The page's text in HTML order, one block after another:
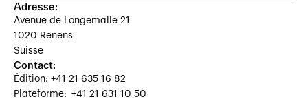
Adresse:
Avenue de Longemalle 21
1020 Renens
Suisse
Contact:
Édition: +41 21 635 16 82
Plateforme: +41 21 631 10 50